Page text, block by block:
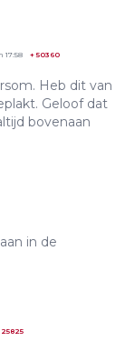
17:58 + 50360
Heb dit van
Geloof dat
bovenaan
in de
25825